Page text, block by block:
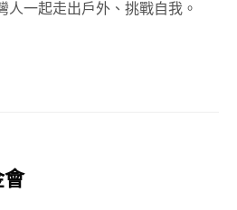
人一起走出戶外、挑戰自我 。